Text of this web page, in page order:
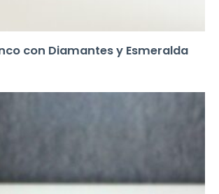
con Diamantes y Esmeralda